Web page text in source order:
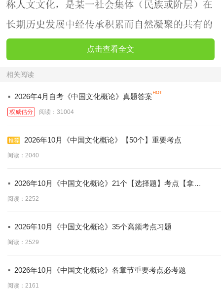
点击查看全文
相关阅读
· 2026年4月自考《中国文化概论》真题答案
权威估分 阅读：31004
2026年10月《中国文化概论》【50个】重要考点
阅读：2040
· 2026年10月《中国文化概论》21个【选择题】考点【拿分
必学】
阅读：2252
· 2026年10月《中国文化概论》35个高频考点习题
阅读：2529
· 2026年10月《中国文化概论》各章节重要考点必考题
阅读：2161